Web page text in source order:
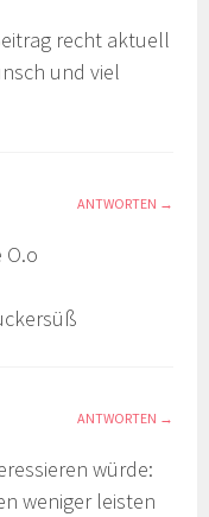
recht aktuell
und viel
ANTWORTEN
O.o
ANTWORTEN
würde:
weniger leisten